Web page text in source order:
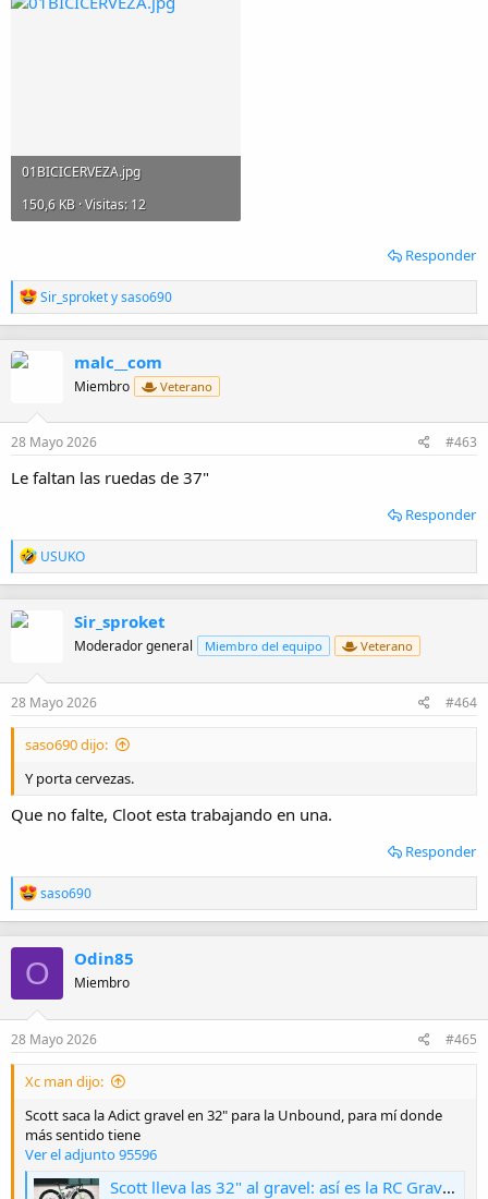
01BICICERVEZA.jpg
150,6 KB · Visitas: 12
Responder
R
e
a
n
e
s
Sir_sproketysaso690
malc__com
Miembro Veterano
28 Mayo 2026 #463
Le faltan las ruedas de 37"
Responder
R
e
a
n
e
s
USUKO
Sir_sproket
Moderador general Miembro del equipo Veterano
28 Mayo 2026 #464
saso690 dijo:
Y porta cervezas.
Que no falte, Cloot esta trabajando en una.
Responder
R
e
a
c
c
i
o
n
e
s
saso690
O Odin85
Miembro
28 Mayo 2026 #465
Xc man dijo:
Scott saca la Adict gravel en 32" para la Unbound, para mí donde
más sentido tiene
Ver el adjunto 95596
Scott lleva las 32" al gravel: así es la RC Gravel 32 que correrá UNBOUND